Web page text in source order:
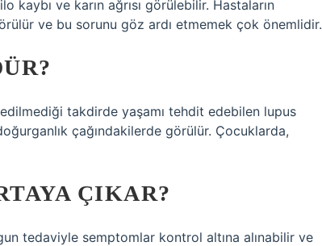
kaybı ve karın ağrısı görülebilir. Hastaların
ve bu sorunu göz ardı etmemek çok önemlidir.
takdirde yaşamı tehdit edebilen lupus
çağındakilerde görülür. Çocuklarda,
ÇIKAR?
tedaviyle semptomlar kontrol altına alınabilir ve